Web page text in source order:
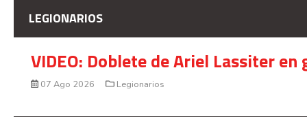
LEGIONARIOS
VIDEO: Doblete de Ariel Lassiter
07 Ago 2026 Legionarios